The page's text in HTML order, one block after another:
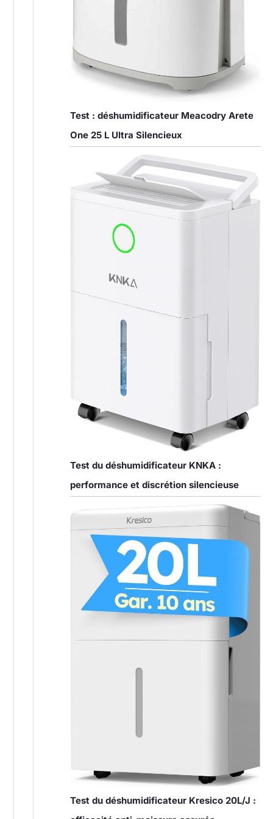
Test : déshumidificateur Meacodry Arete
One 25 L Ultra Silencieux
Test du déshumidificateur KNKA :
performance et discrétion silencieuse
Test du déshumidificateur Kresico 20L/J :